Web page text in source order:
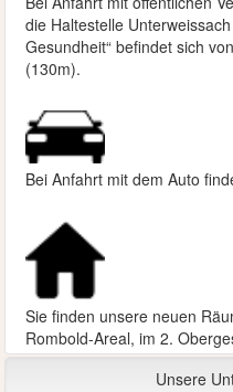
die Haltestelle
Gesundheit“ befindet sich
(130m).
Bei Anfahrt mit dem Auto
Sie finden unsere neuen
Rombold-Areal, im 2.
Unsere